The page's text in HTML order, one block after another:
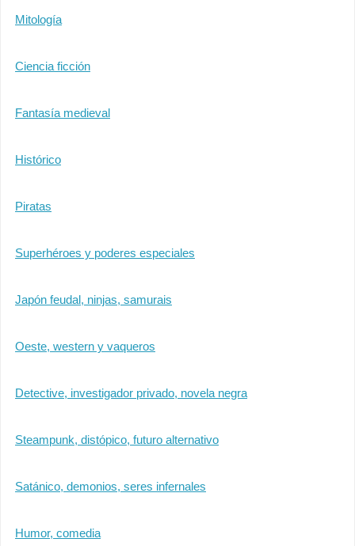
Mitología
Ciencia ficción
Fantasía medieval
Histórico
Piratas
Superhéroes y poderes especiales
Japón feudal, ninjas, samurais
Oeste, western y vaqueros
Detective, investigador privado, novela negra
Steampunk, distópico, futuro alternativo
Satánico, demonios, seres infernales
Humor, comedia